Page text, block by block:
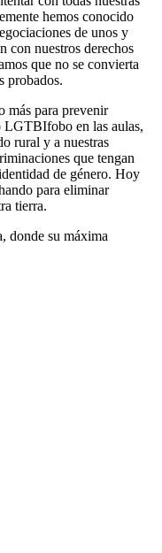
hemos conocido
de unos y
con nuestros derechos
que no se convierta
probados.
más para prevenir
LGTBIfobo en las aulas,
rural y a nuestras
que tengan
de género. Hoy
para eliminar
tierra.
donde su máxima